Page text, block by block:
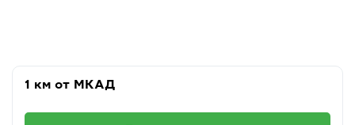
1 км от МКАД